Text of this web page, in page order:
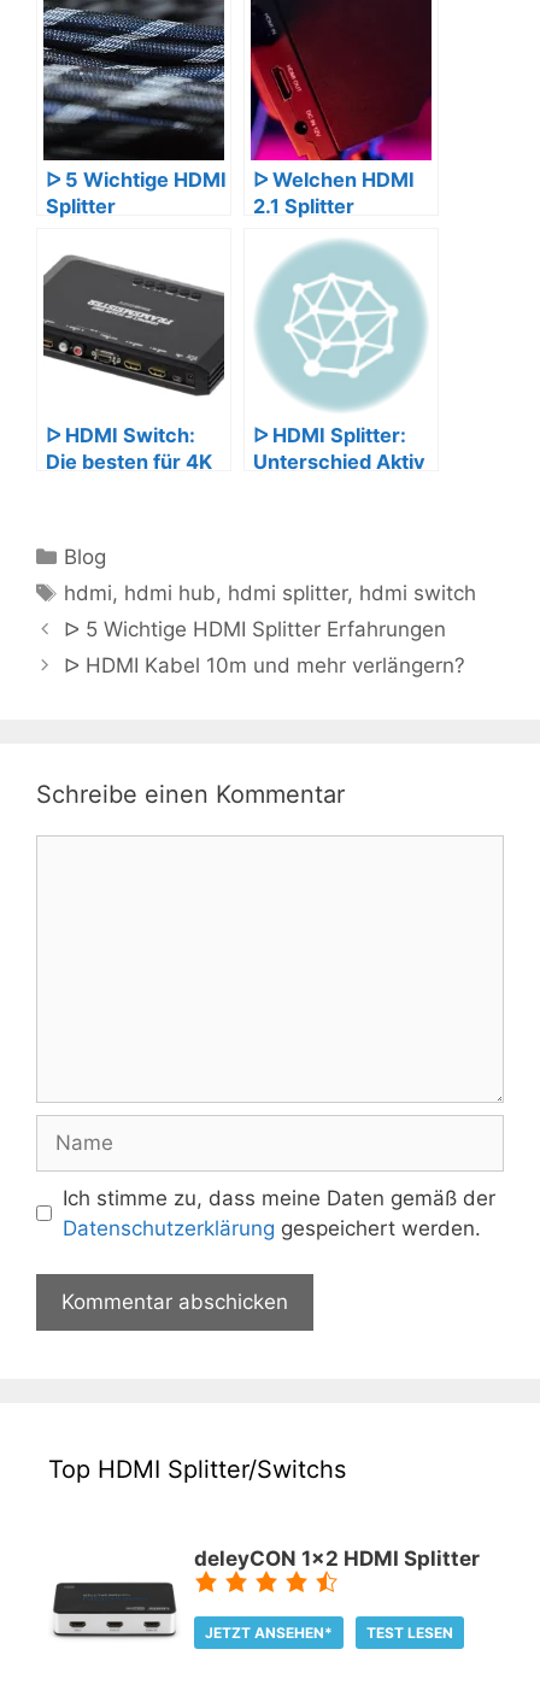
ᐅ 5 Wichtige HDMI
Splitter
ᐅ Welchen HDMI
2.1 Splitter
ᐅ HDMI Switch:
Die besten für 4K
ᐅ HDMI Splitter:
Unterschied Aktiv
Kategorien
Blog
Schlagwörter
hdmi, hdmi hub, hdmi splitter, hdmi switch
ᐅ 5 Wichtige HDMI Splitter Erfahrungen
ᐅ HDMI Kabel 10m und mehr verlängern?
Schreibe einen Kommentar
Ich stimme zu, dass meine Daten gemäß der
Datenschutzerklärung gespeichert werden.
Top HDMI Splitter/Switchs
deleyCON 1x2 HDMI Splitter
JETZT ANSEHEN* TEST LESEN